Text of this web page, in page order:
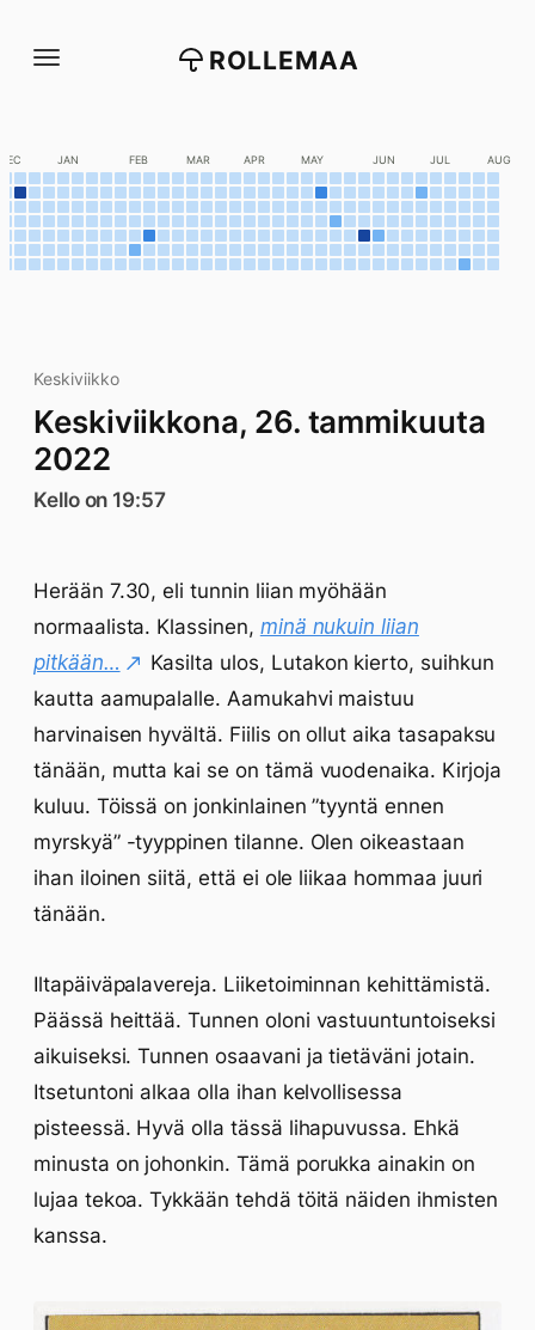
suoraan
ROLLEMAA
DEC JAN FEB MAR APR MAY JUN JUL AUG
Keskiviikko
Keskiviikkona, 26. tammikuuta
2022
Kello on 19:57
Herään 7.30, eli tunnin liian myöhään
normaalista. Klassinen, minä nukuin liian
pitkään…
Kasilta ulos, Lutakon kierto, suihkun
kautta aamupalalle. Aamukahvi maistuu
harvinaisen hyvältä. Fiilis on ollut aika tasapaksu
tänään, mutta kai se on tämä vuodenaika. Kirjoja
kuluu. Töissä on jonkinlainen ”tyyntä ennen
myrskyä” -tyyppinen tilanne. Olen oikeastaan
ihan iloinen siitä, että ei ole liikaa hommaa juuri
tänään.
Iltapäiväpalavereja. Liiketoiminnan kehittämistä.
Päässä heittää. Tunnen oloni vastuuntuntoiseksi
aikuiseksi. Tunnen osaavani ja tietäväni jotain.
Itsetuntoni alkaa olla ihan kelvollisessa
pisteessä. Hyvä olla tässä lihapuvussa. Ehkä
minusta on johonkin. Tämä porukka ainakin on
lujaa tekoa. Tykkään tehdä töitä näiden ihmisten
kanssa.